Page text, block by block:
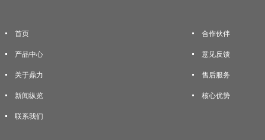
首页
产品中心
关于鼎力
新闻纵览
联系我们
合作伙伴
意见反馈
售后服务
核心优势